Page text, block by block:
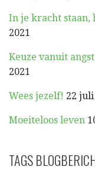
In je kracht staan,
2021
Keuze vanuit
2021
Wees jezelf! 22 juli
Moeiteloos leven
TAGS